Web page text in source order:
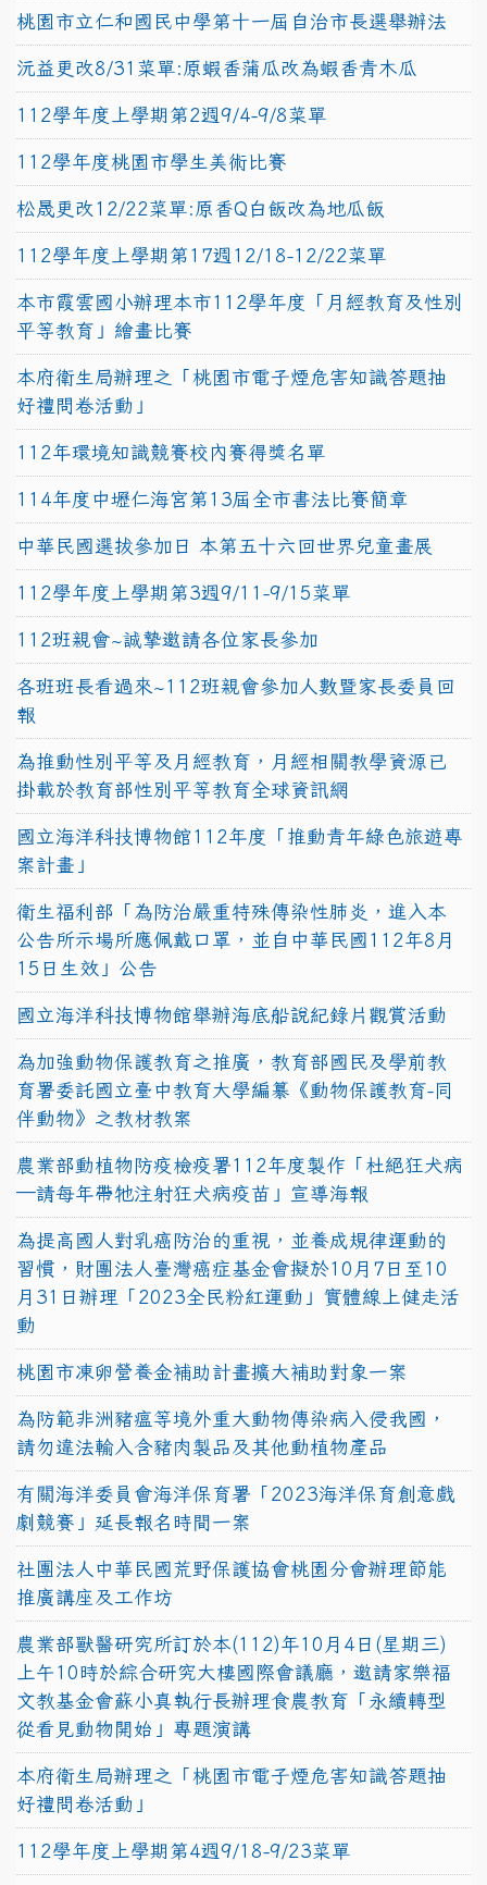
桃園市立仁和國民中學第十一屆自治市長選舉辦法
沅益更改8/31菜單:原蝦香蒲瓜改為蝦香青木瓜
112學年度上學期第2週9/4-9/8菜單
112學年度桃園市學生美術比賽
松晟更改12/22菜單:原香Q白飯改為地瓜飯
112學年度上學期第17週12/18-12/22菜單
本市霞雲國小辦理本市112學年度「月經教育及性別
平等教育」繪畫比賽
本府衛生局辦理之「桃園市電子煙危害知識答題抽
好禮問卷活動」
112年環境知識競賽校內賽得獎名單
114年度中壢仁海宮第13屆全市書法比賽簡章
中華民國選拔參加日 本第五十六回世界兒童畫展
112學年度上學期第3週9/11-9/15菜單
112班親會~誠摯邀請各位家長參加
各班班長看過來~112班親會參加人數暨家長委員回
報
為推動性別平等及月經教育，月經相關教學資源已
掛載於教育部性別平等教育全球資訊網
國立海洋科技博物館112年度「推動青年綠色旅遊專
案計畫」
衛生福利部「為防治嚴重特殊傳染性肺炎，進入本
公告所示場所應佩戴口罩，並自中華民國112年8月
15日生效」公告
國立海洋科技博物館舉辦海底船說紀錄片觀賞活動
為加強動物保護教育之推廣，教育部國民及學前教
育署委託國立臺中教育大學編纂《動物保護教育-同
伴動物》之教材教案
農業部動植物防疫檢疫署112年度製作「杜絕狂犬病
—請每年帶牠注射狂犬病疫苗」宣導海報
為提高國人對乳癌防治的重視，並養成規律運動的
習慣，財團法人臺灣癌症基金會擬於10月7日至10
月31日辦理「2023全民粉紅運動」實體線上健走活
動
桃園市凍卵營養金補助計畫擴大補助對象一案
為防範非洲豬瘟等境外重大動物傳染病入侵我國，
請勿違法輸入含豬肉製品及其他動植物產品
有關海洋委員會海洋保育署「2023海洋保育創意戲
劇競賽」延長報名時間一案
社團法人中華民國荒野保護協會桃園分會辦理節能
推廣講座及工作坊
農業部獸醫研究所訂於本(112)年10月4日(星期三)
上午10時於綜合研究大樓國際會議廳，邀請家樂福
文教基金會蘇小真執行長辦理食農教育「永續轉型
從看見動物開始」專題演講
本府衛生局辦理之「桃園市電子煙危害知識答題抽
好禮問卷活動」
112學年度上學期第4週9/18-9/23菜單